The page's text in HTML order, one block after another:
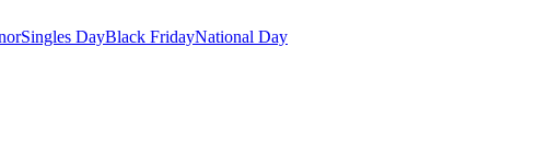
Singles DayBlack FridayNational Day